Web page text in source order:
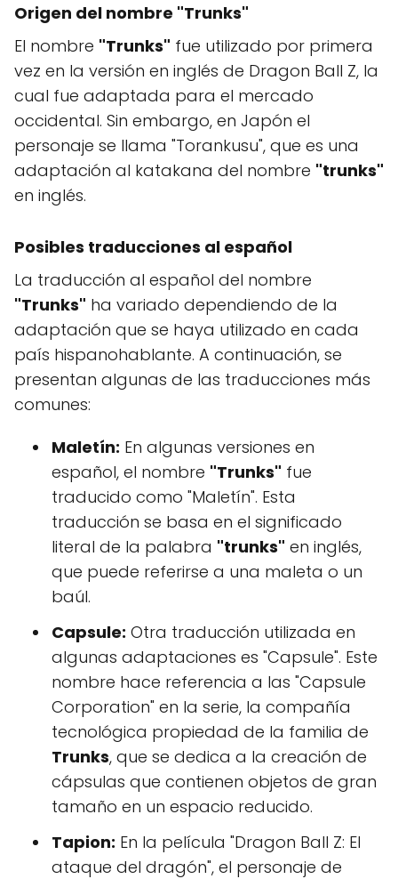
Origen del nombre "Trunks"
El nombre "Trunks" fue utilizado por primera
vez en la versión en inglés de Dragon Ball Z, la
cual fue adaptada para el mercado
occidental. Sin embargo, en Japón el
personaje se llama "Torankusu", que es una
adaptación al katakana del nombre "trunks"
en inglés.
Posibles traducciones al español
La traducción al español del nombre
"Trunks" ha variado dependiendo de la
adaptación que se haya utilizado en cada
país hispanohablante. A continuación, se
presentan algunas de las traducciones más
comunes:
Maletín: En algunas versiones en
español, el nombre "Trunks" fue
traducido como "Maletín". Esta
traducción se basa en el significado
literal de la palabra "trunks" en inglés,
que puede referirse a una maleta o un
baúl.
Capsule: Otra traducción utilizada en
algunas adaptaciones es "Capsule". Este
nombre hace referencia a las "Capsule
Corporation" en la serie, la compañía
tecnológica propiedad de la familia de
Trunks, que se dedica a la creación de
cápsulas que contienen objetos de gran
tamaño en un espacio reducido.
Tapion: En la película "Dragon Ball Z: El
ataque del dragón", el personaje de